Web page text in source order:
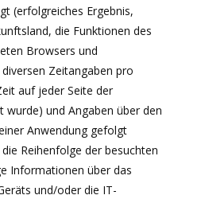
(erfolgreiches Ergebnis,
die Funktionen des
Browsers und
Zeitangaben pro
auf jeder Seite der
wurde) und Angaben über den
Anwendung gefolgt
Reihenfolge der besuchten
Informationen über das
und/oder die IT-